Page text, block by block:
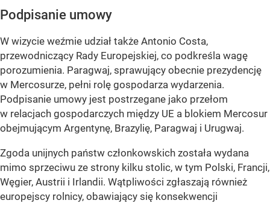
Podpisanie umowy
W wizycie weźmie udział także Antonio Costa,
przewodniczący Rady Europejskiej, co podkreśla wagę
porozumienia. Paragwaj, sprawujący obecnie prezydencję
w Mercosurze, pełni rolę gospodarza wydarzenia.
Podpisanie umowy jest postrzegane jako przełom
w relacjach gospodarczych między UE a blokiem Mercosur
obejmującym Argentynę, Brazylię, Paragwaj i Urugwaj.
Zgoda unijnych państw członkowskich została wydana
mimo sprzeciwu ze strony kilku stolic, w tym Polski, Francji,
Węgier, Austrii i Irlandii. Wątpliwości zgłaszają również
europejscy rolnicy, obawiający się konsekwencji